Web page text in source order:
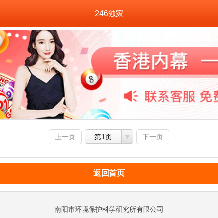
246独家
上一页 第1页 下一页
返回首页
南阳市环境保护科学研究所有限公司